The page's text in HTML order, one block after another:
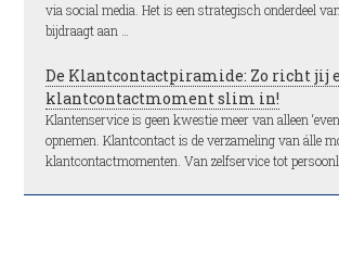
via social media. Het is een strategisch onderdeel
bijdraagt aan …
De Klantcontactpiramide: Zo richt jij
klantcontactmoment slim in!
Klantenservice is geen kwestie meer van alleen
opnemen. Klantcontact is de verzameling van álle
klantcontactmomenten. Van zelfservice tot